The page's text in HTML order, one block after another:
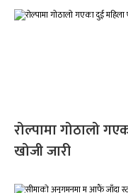
रोल्पामा गोठालो
खोजी जारी